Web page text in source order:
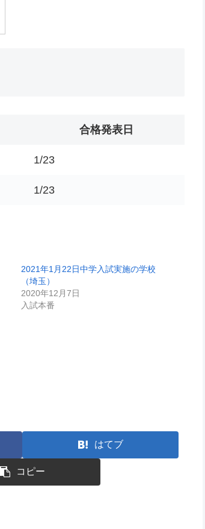
合格発表日
1/23
1/23
2021年1月22日中学入試実施の学校
（埼玉）
2020年12月7日
入試本番
はてブ
コピー